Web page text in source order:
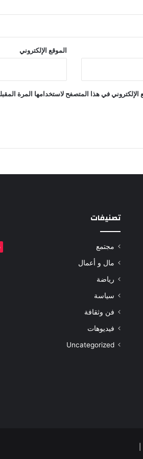
الموقع الإلكتروني
في هذا المتصفح لاستخدامها المرة
تصنيفات
مجتمع
مال و أعمال
رياضة
سياسة
فن وثقافة
فيديوهات
Uncategorized